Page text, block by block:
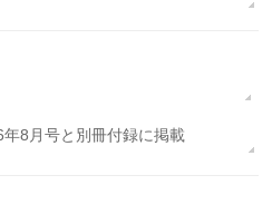
8月号と別冊付録に掲載